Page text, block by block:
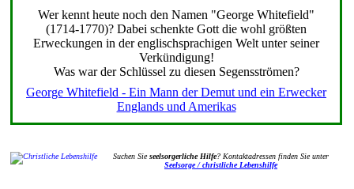
Wer kennt heute noch den Namen "George Whitefield"
(1714-1770)? Dabei schenkte Gott die wohl größten
Erweckungen in der englischsprachigen Welt unter seiner
Verkündigung!
Was war der Schlüssel zu diesen Segensströmen?
George Whitefield - Ein Mann der Demut und ein Erwecker
Englands und Amerikas
Suchen Sieseelsorgerliche Hilfe? Kontaktadressen finden Sie unter
Seelsorge / christliche Lebenshilfe